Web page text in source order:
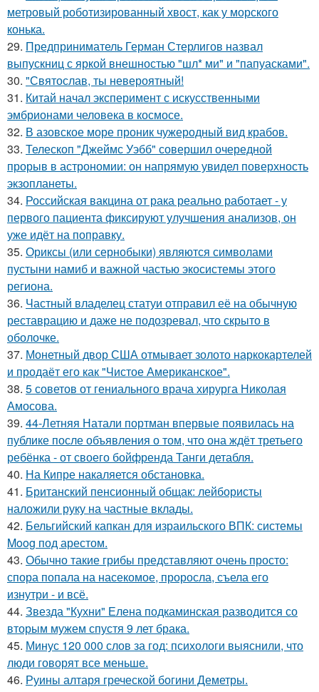
метровый роботизированный хвост, как у морского
конька.
29. Предприниматель Герман Стерлигов назвал
выпускниц с яркой внешностью "шл* ми" и "папуасками".
30. "Святослав, ты невероятный!
31. Китай начал эксперимент с искусственными
эмбрионами человека в космосе.
32. В азовское море проник чужеродный вид крабов.
33. Телескоп "Джеймс Уэбб" совершил очередной
прорыв в астрономии: он напрямую увидел поверхность
экзопланеты.
34. Российская вакцина от рака реально работает - у
первого пациента фиксируют улучшения анализов, он
уже идёт на поправку.
35. Ориксы (или сернобыки) являются символами
пустыни намиб и важной частью экосистемы этого
региона.
36. Частный владелец статуи отправил её на обычную
реставрацию и даже не подозревал, что скрыто в
оболочке.
37. Монетный двор США отмывает золото наркокартелей
и продаёт его как "Чистое Американское".
38. 5 советов от гениального врача хирурга Николая
Амосова.
39. 44-Летняя Натали портман впервые появилась на
публике после объявления о том, что она ждёт третьего
ребёнка - от своего бойфренда Танги детабля.
40. На Кипре накаляется обстановка.
41. Британский пенсионный общак: лейбористы
наложили руку на частные вклады.
42. Бельгийский капкан для израильского ВПК: системы
Moog под арестом.
43. Обычно такие грибы представляют очень просто:
спора попала на насекомое, проросла, съела его
изнутри - и всё.
44. Звезда "Кухни" Елена подкаминская разводится со
вторым мужем спустя 9 лет брака.
45. Минус 120 000 слов за год: психологи выяснили, что
люди говорят все меньше.
46. Руины алтаря греческой богини Деметры.